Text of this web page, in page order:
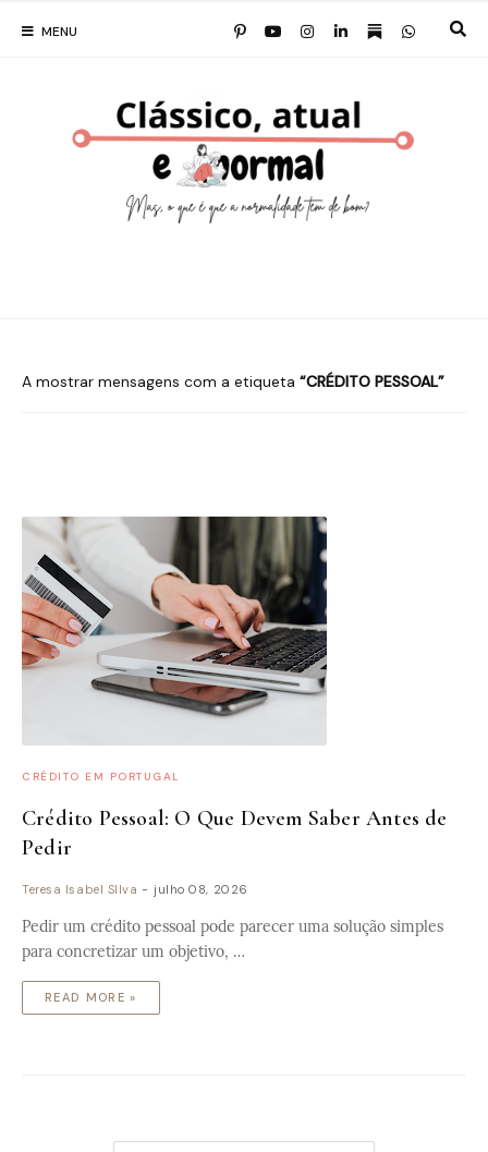
MENU
A mostrar mensagens com a etiqueta CRÉDITO PESSOAL
CRÉDITO EM PORTUGAL
Crédito Pessoal: O Que Devem Saber Antes de
Pedir
Teresa Isabel SIlva - julho 08, 2026
Pedir um crédito pessoal pode parecer uma solução simples
para concretizar um objetivo, …
READ MORE »